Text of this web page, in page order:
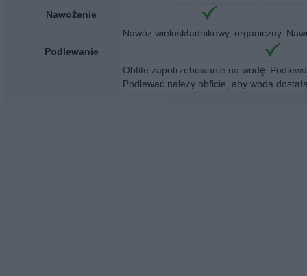
Nawożenie
Nawóz wieloskładnikowy, organiczny.
Podlewanie
Obfite zapotrzebowanie na wodę.
Podlewać należy obficie, aby woda